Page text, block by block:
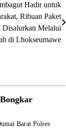
Hadir untuk
Ribuan Paket
Disalurkan Melalui
di Lhokseumawe
Barat Polres